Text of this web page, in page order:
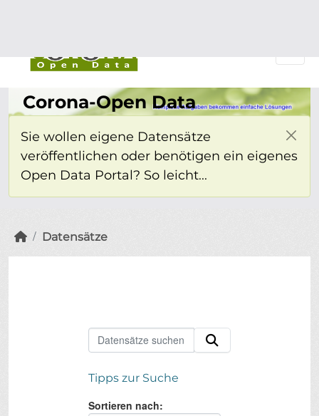
Corona-Open Data
Sie wollen eigene Datensätze
veröffentlichen oder benötigen ein eigenes
Open Data Portal? So leicht...
Datensätze
Tipps zur Suche
Sortieren nach